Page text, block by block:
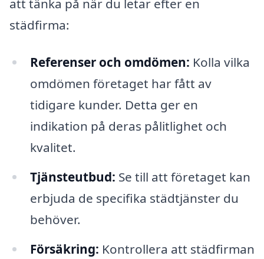
att tänka på när du letar efter en
städfirma:
Referenser och omdömen: Kolla vilka
omdömen företaget har fått av
tidigare kunder. Detta ger en
indikation på deras pålitlighet och
kvalitet.
Tjänsteutbud: Se till att företaget kan
erbjuda de specifika städtjänster du
behöver.
Försäkring: Kontrollera att städfirman